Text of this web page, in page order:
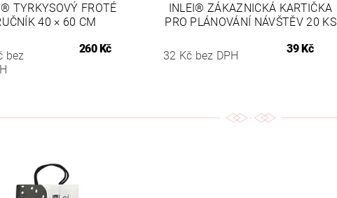
TYRKYSOVÝ FROTÉ
40 × 60 CM
bez
260 Kč
INLEI® ZÁKAZNICKÁ KARTIČKA
PRO PLÁNOVÁNÍ NÁVŠTĚV 20 KS
32 Kč bez DPH
39 Kč